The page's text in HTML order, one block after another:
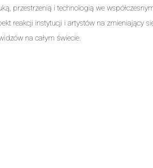
przestrzenią i technologią we
reakcji instytucji i artystów na zmieniający
na całym świecie.